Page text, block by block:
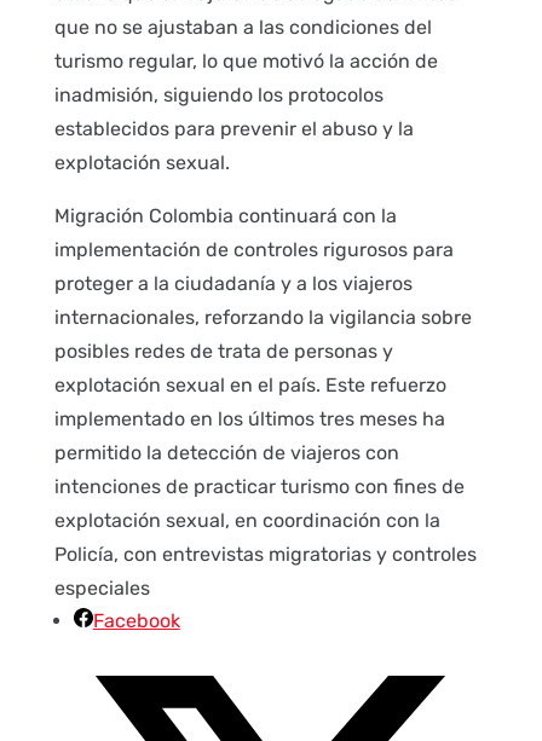
que no se ajustaban a las condiciones del
turismo regular, lo que motivó la acción de
inadmisión, siguiendo los protocolos
establecidos para prevenir el abuso y la
explotación sexual.
Migración Colombia continuará con la
implementación de controles rigurosos para
proteger a la ciudadanía y a los viajeros
internacionales, reforzando la vigilancia sobre
posibles redes de trata de personas y
explotación sexual en el país. Este refuerzo
implementado en los últimos tres meses ha
permitido la detección de viajeros con
intenciones de practicar turismo con fines de
explotación sexual, en coordinación con la
Policía, con entrevistas migratorias y controles
especiales
Facebook